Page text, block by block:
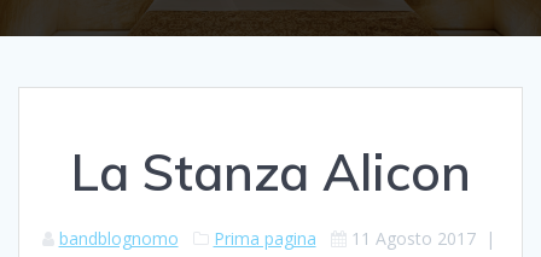
La Stanza Alicon
bandblognomo Prima pagina 11 Agosto 2017|